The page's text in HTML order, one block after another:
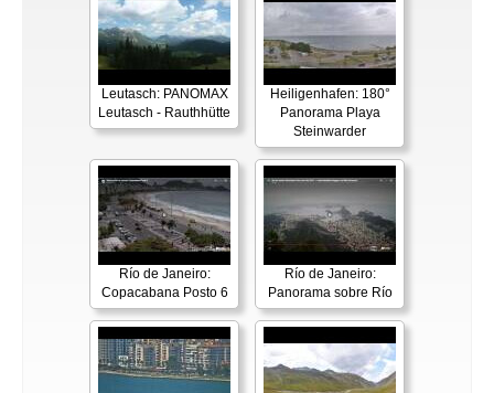
Leutasch: PANOMAX
Leutasch - Rauthhütte
Heiligenhafen: 180°
Panorama Playa
Steinwarder
Río de Janeiro:
Copacabana Posto 6
Río de Janeiro:
Panorama sobre Río